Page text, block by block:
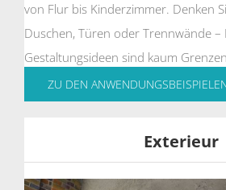
von Flur bis Kinderzimmer. Denken
Duschen, Türen oder Trennwände –
Gestaltungsideen sind kaum
ZU DEN
Exterieur